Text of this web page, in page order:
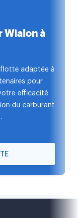
Wialon à
flotte adaptée à
pour
efficacité
du carburant